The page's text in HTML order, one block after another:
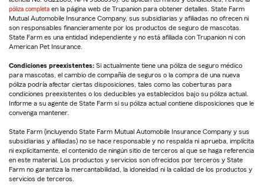
póliza completa en la página web de Trupanion para obtener detalles. State Farm
Mutual Automobile Insurance Company, sus subsidiarias y afiliadas no ofrecen ni
son responsables financieramente por los productos de seguro de mascotas.
State Farm es una entidad independiente y no está afiliada con Trupanion ni con
American Pet Insurance.
Condiciones preexistentes: Si actualmente tiene una póliza de seguro médico
para mascotas, el cambio de compañía de seguros o la compra de una nueva
póliza podría afectar ciertas disposiciones, tales como las coberturas para
condiciones preexistentes o los deducibles ya establecidos bajo su póliza actual.
Informe a su agente de State Farm si su póliza actual contiene disposiciones que le
convenga mantener.
State Farm (incluyendo State Farm Mutual Automobile Insurance Company y sus
subsidiarias y afiliadas) no se hace responsable y no respalda ni aprueba, implícita
ni explícitamente, el contenido de ningún sitio de terceros al que se haga referencia
en este material. Los productos y servicios son ofrecidos por terceros y State
Farm no garantiza la mercantabilidad, la idoneidad ni la calidad de los productos y
servicios de terceros.